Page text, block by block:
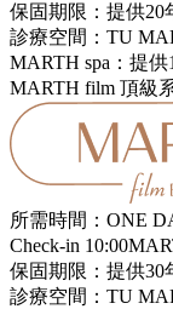
保固期限：提供20
診療空間：TU
MARTH spa：提供
MARTH film 頂級
所需時間：ONE
Check-in 10:00
保固期限：提供30
診療空間：TU